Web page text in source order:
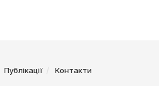
Публікації Контакти